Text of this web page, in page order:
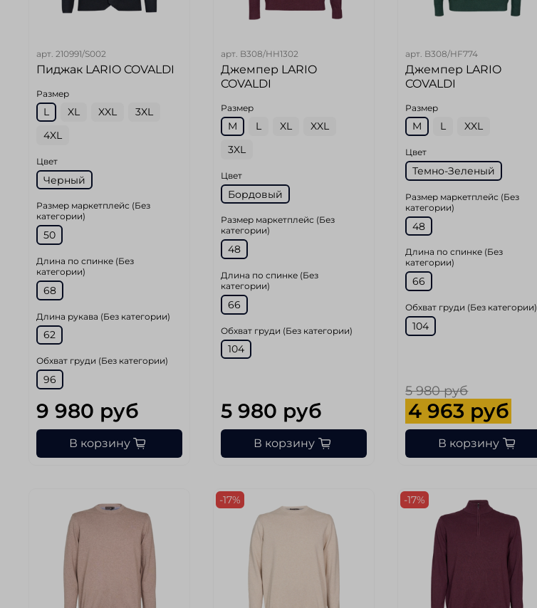
арт. 210991/S002
Пиджак LARIO COVALDI
Размер
L XL XXL
3XL
4XL
Цвет
Черный
Размер маркетплейс (Без
категории)
50
Длина по спинке (Без
категории)
68
Длина рукава (Без категории)
62
Обхват груди (Без категории)
96
9 980 руб
В корзину
арт. B308/HH1302
Джемпер LARIO
COVALDI
Размер
M L XL
XXL
3XL
Цвет
Бордовый
Размер маркетплейс (Без
категории)
48
Длина по спинке (Без
категории)
66
Обхват груди (Без категории)
104
5 980 руб
В корзину
арт. B308/HF774
Джемпер LARIO
COVALDI
Размер
M L XXL
Цвет
Темно-Зеленый
Размер маркетплейс (Без
категории)
48
Длина по спинке (Без
категории)
66
Обхват груди (Без категории)
104
5 980 руб
4 963 руб
В корзину
-17% -17%